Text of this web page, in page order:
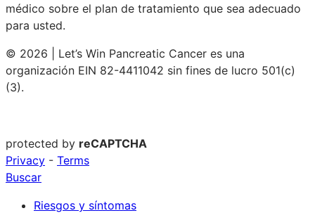
médico sobre el plan de tratamiento que sea adecuado
para usted.
© 2026 | Let’s Win Pancreatic Cancer es una
organización EIN 82-4411042 sin fines de lucro 501(c)
(3).
protected by reCAPTCHA
Privacy - Terms
Buscar
Riesgos y síntomas